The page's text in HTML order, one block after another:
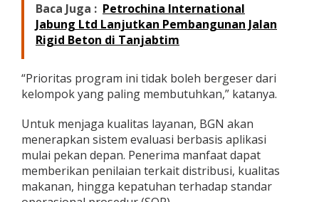
Baca Juga : Petrochina International
Jabung Ltd Lanjutkan Pembangunan Jalan
Rigid Beton di Tanjabtim
“Prioritas program ini tidak boleh bergeser dari
kelompok yang paling membutuhkan,” katanya.
Untuk menjaga kualitas layanan, BGN akan
menerapkan sistem evaluasi berbasis aplikasi
mulai pekan depan. Penerima manfaat dapat
memberikan penilaian terkait distribusi, kualitas
makanan, hingga kepatuhan terhadap standar